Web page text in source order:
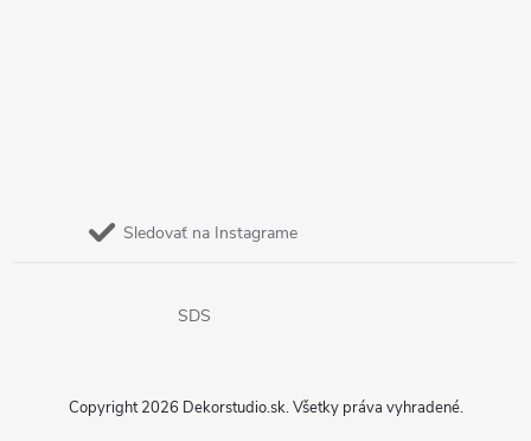
Sledovať na Instagrame
SDS
Copyright 2026 Dekorstudio.sk. Všetky práva vyhradené.